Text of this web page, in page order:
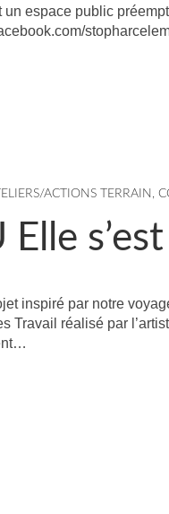
un espace public
ACTIONS TERRAIN ,
Elle
par notre voyage
Travail réalisé par